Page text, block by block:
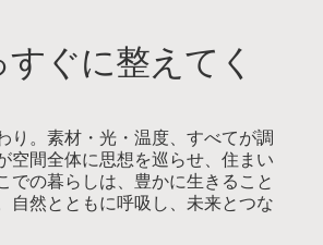
り。素材・光・温度、すべてが調
空間全体に思想を巡らせ、住まい
での暮らしは、豊かに生きること
自然とともに呼吸し、未来とつな
ぐに整えてく